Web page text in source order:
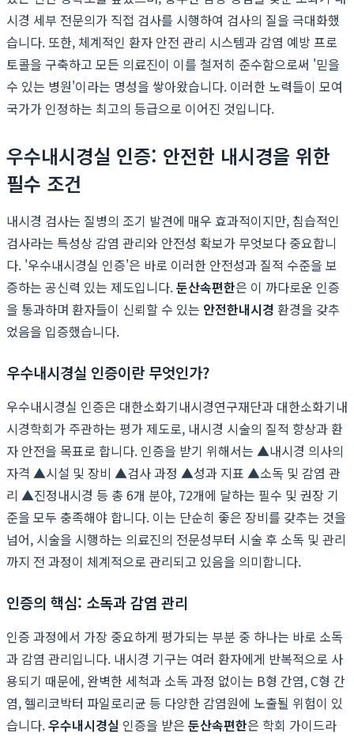
시경 세부 전문의가 직접 검사를 시행하여 검사의 질을 극대화했
습니다. 또한, 체계적인 환자 안전 관리 시스템과 감염 예방 프로
토콜을 구축하고 모든 의료진이 이를 철저히 준수함으로써 '믿을
수 있는 병원'이라는 명성을 쌓아왔습니다. 이러한 노력들이 모여
국가가 인정하는 최고의 등급으로 이어진 것입니다.
우수내시경실 인증: 안전한 내시경을 위한
필수 조건
내시경 검사는 질병의 조기 발견에 매우 효과적이지만, 침습적인
검사라는 특성상 감염 관리와 안전성 확보가 무엇보다 중요합니
다. '우수내시경실 인증'은 바로 이러한 안전성과 질적 수준을 보
증하는 공신력 있는 제도입니다.둔산속편한은 이 까다로운 인증
을 통과하며 환자들이 신뢰할 수 있는 안전한내시경 환경을 갖추
었음을 입증했습니다.
우수내시경실 인증이란 무엇인가?
우수내시경실 인증은 대한소화기내시경연구재단과 대한소화기내
시경학회가 주관하는 평가 제도로, 내시경 시술의 질적 향상과 환
자 안전을 목표로 합니다. 인증을 받기 위해서는 ▲내시경 의사의
자격 ▲시설 및 장비 ▲검사 과정 ▲성과 지표 ▲소독 및 감염 관
리 ▲진정내시경 등 총 6개 분야, 72개에 달하는 필수 및 권장 기
준을 모두 충족해야 합니다. 이는 단순히 좋은 장비를 갖추는 것을
넘어, 시술을 시행하는 의료진의 전문성부터 시술 후 소독 및 관리
까지 전 과정이 체계적으로 관리되고 있음을 의미합니다.
인증의 핵심: 소독과 감염 관리
인증 과정에서 가장 중요하게 평가되는 부분 중 하나는 바로 소독
과 감염 관리입니다. 내시경 기구는 여러 환자에게 반복적으로 사
용되기 때문에, 완벽한 세척과 소독 과정 없이는 B형 간염, C형 간
염, 헬리코박터 파일로리균 등 다양한 감염원에 노출될 위험이 있
습니다.우수내시경실 인증을 받은 둔산속편한은 학회 가이드라